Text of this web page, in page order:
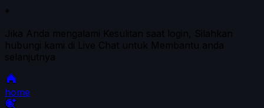
*
Jika Anda mengalami Kesulitan saat login, Silahkan
hubungi kami di Live Chat untuk Membantu anda
selanjutnya
home